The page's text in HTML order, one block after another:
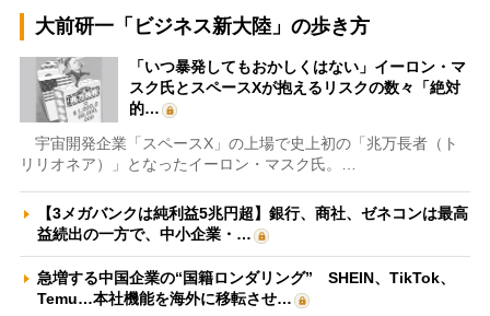
大前研一「ビジネス新大陸」の歩き方
「いつ暴発してもおかしくはない」イーロン・マ
スク氏とスペースXが抱えるリスクの数々「絶対
的…
宇宙開発企業「スペースX」の上場で史上初の「兆万長者（ト
リリオネア）」となったイーロン・マスク氏。…
【3メガバンクは純利益5兆円超】銀行、商社、ゼネコンは最高
益続出の一方で、中小企業・…
急増する中国企業の“国籍ロンダリング” SHEIN、TikTok、
Temu…本社機能を海外に移転させ…